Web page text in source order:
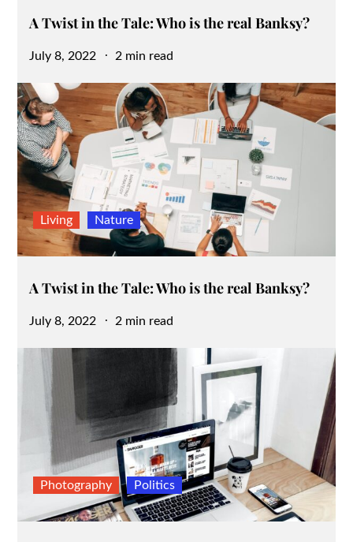
A Twist in the Tale: Who is the real Banksy?
Posted
July 8, 2022 2 min read
Living Nature
A Twist in the Tale: Who is the real Banksy?
Posted
July 8, 2022 2 min read
Photography Politics